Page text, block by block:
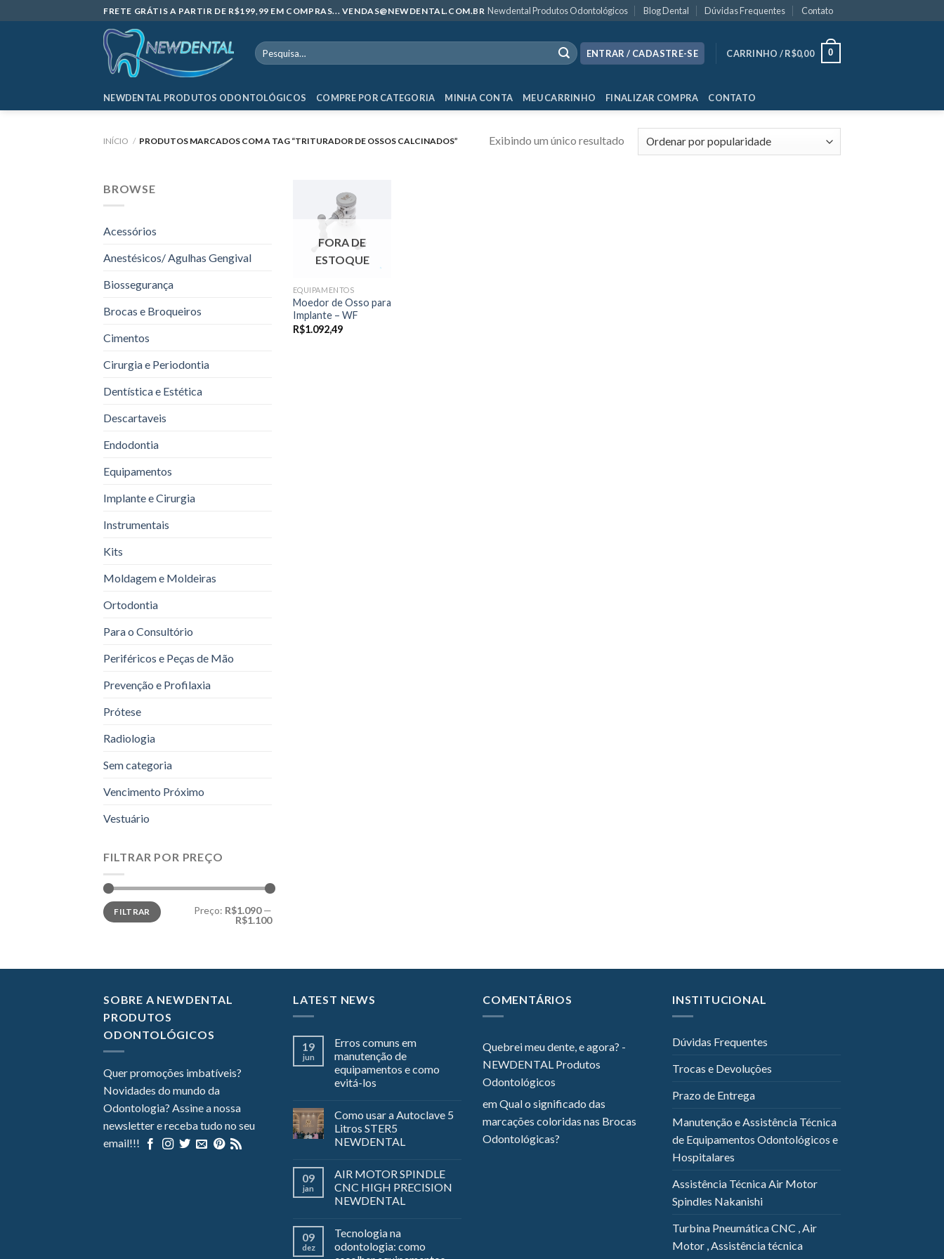
to
FRETE GRÁTIS A PARTIR DE R$199,99 EM COMPRAS... VENDAS@NEWDENTAL.COM.BR Newdental Produtos Odontológicos Blog Dental Dúvidas Frequentes Contato
Pesquisar
por:
ENTRAR / CADASTRE-SE CARRINHO /R$0,00 0
NEWDENTAL PRODUTOS ODONTOLÓGICOS COMPRE POR CATEGORIA MINHA CONTA MEU CARRINHO FINALIZAR COMPRA CONTATO
INÍCIO / PRODUTOS MARCADOS COM A TAG “TRITURADOR DE OSSOS CALCINADOS” Exibindo um único resultado
BROWSE
Acessórios
Anestésicos/ Agulhas Gengival
Biossegurança
Brocas e Broqueiros
Cimentos
Cirurgia e Periodontia
Dentística e Estética
Descartaveis
Endodontia
Equipamentos
Implante e Cirurgia
Instrumentais
Kits
Moldagem e Moldeiras
Ortodontia
Para o Consultório
Periféricos e Peças de Mão
Prevenção e Profilaxia
Prótese
Radiologia
Sem categoria
Vencimento Próximo
Vestuário
FILTRAR POR PREÇO
Preço
mínimo
Preço
máximo
FILTRAR Preço: R$1.090—
R$1.100
FORA DE
ESTOQUE
EQUIPAMENTOS
Moedor de Osso para
Implante – WF
R$1.092,49
SOBRE A NEWDENTAL
PRODUTOS
ODONTOLÓGICOS
Quer promoções imbatíveis?
Novidades do mundo da
Odontologia? Assine a nossa
newsletter e receba tudo no seu
email!!!
LATEST NEWS
19
jun
Erros comuns em
manutenção de
equipamentos e como
evitá-los
Como usar a Autoclave 5
Litros STER5
NEWDENTAL
09
jan
AIR MOTOR SPINDLE
CNC HIGH PRECISION
NEWDENTAL
09
dez
Tecnologia na
odontologia: como
COMENTÁRIOS
Quebrei meu dente, e agora? -
NEWDENTAL Produtos
Odontológicos
emQual o significado das
marcações coloridas nas Brocas
Odontológicas?
INSTITUCIONAL
Dúvidas Frequentes
Trocas e Devoluções
Prazo de Entrega
Manutenção e Assistência Técnica
de Equipamentos Odontológicos e
Hospitalares
Assistência Técnica Air Motor
Spindles Nakanishi
Turbina Pneumática CNC , Air
Motor , Assistência técnica